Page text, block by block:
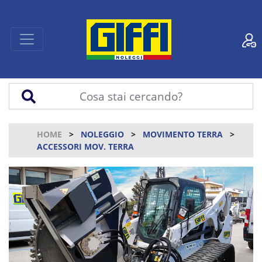
HOME NOLEGGIO
MOVIMENTO TERRA
ACCESSORI MOV. TERRA